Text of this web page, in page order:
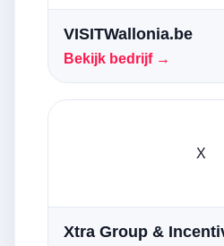
VISITWallonia.be
Bekijk bedrijf →
X
Xtra Group &